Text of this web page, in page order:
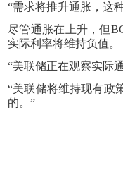
“需求将推升通胀，这
尽管通胀在上升，但
实际利率将维持负值。
“美联储正在观察实际
“美联储将维持现有政
的。”